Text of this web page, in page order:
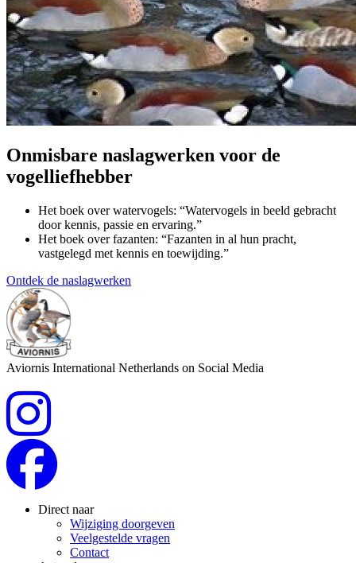
Onmisbare naslagwerken voor de
vogelliefhebber
Het boek over watervogels: “Watervogels in beeld gebracht
door kennis, passie en ervaring.”
Het boek over fazanten: “Fazanten in al hun pracht,
vastgelegd met kennis en toewijding.”
Ontdek de naslagwerken
Aviornis International Netherlands on Social Media
Direct naar
Wijziging doorgeven
Veelgestelde vragen
Contact